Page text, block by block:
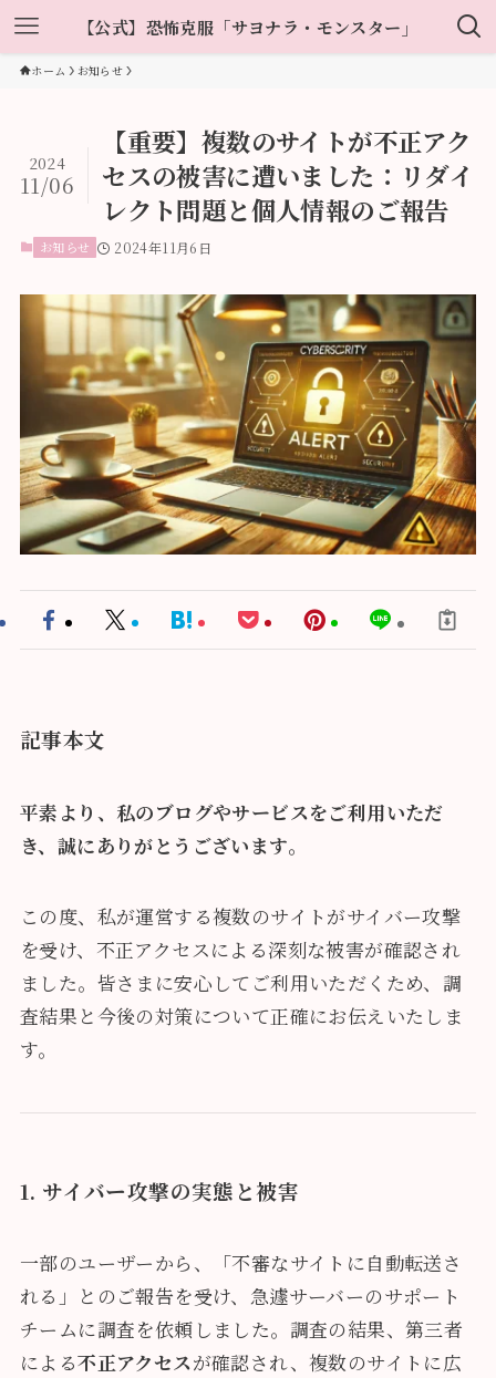
【公式】恐怖克服「サヨナラ・モンスター」
ホーム お知らせ
【重要】複数のサイトが不正アク
セスの被害に遭いました：リダイ
レクト問題と個人情報のご報告
2024
11/06
お知らせ 2024年11月6日
記事本文
平素より、私のブログやサービスをご利用いただ
き、誠にありがとうございます。
この度、私が運営する複数のサイトがサイバー攻撃
を受け、不正アクセスによる深刻な被害が確認され
ました。皆さまに安心してご利用いただくため、調
査結果と今後の対策について正確にお伝えいたしま
す。
1. サイバー攻撃の実態と被害
一部のユーザーから、「不審なサイトに自動転送さ
れる」とのご報告を受け、急遽サーバーのサポート
チームに調査を依頼しました。調査の結果、第三者
による不正アクセスが確認され、複数のサイトに広